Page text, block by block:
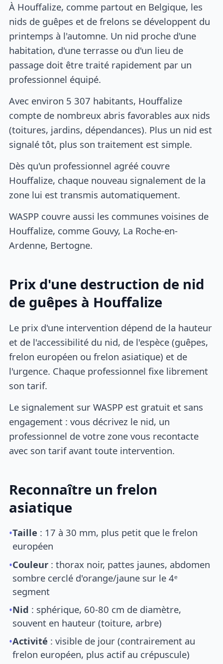
À Houffalize, comme partout en Belgique, les
nids de guêpes et de frelons se développent du
printemps à l'automne. Un nid proche d'une
habitation, d'une terrasse ou d'un lieu de
passage doit être traité rapidement par un
professionnel équipé.
Avec environ 5 307 habitants, Houffalize
compte de nombreux abris favorables aux nids
(toitures, jardins, dépendances). Plus un nid est
signalé tôt, plus son traitement est simple.
Dès qu'un professionnel agréé couvre
Houffalize, chaque nouveau signalement de la
zone lui est transmis automatiquement.
WASPP couvre aussi les communes voisines de
Houffalize, comme Gouvy, La Roche-en-
Ardenne, Bertogne.
Prix d'une destruction de nid
de guêpes à Houffalize
Le prix d'une intervention dépend de la hauteur
et de l'accessibilité du nid, de l'espèce (guêpes,
frelon européen ou frelon asiatique) et de
l'urgence. Chaque professionnel fixe librement
son tarif.
Le signalement sur WASPP est gratuit et sans
engagement : vous décrivez le nid, un
professionnel de votre zone vous recontacte
avec son tarif avant toute intervention.
Reconnaître un frelon
asiatique
•Taille : 17 à 30 mm, plus petit que le frelon
européen
•Couleur : thorax noir, pattes jaunes, abdomen
sombre cerclé d'orange/jaune sur le 4ᵉ
segment
•Nid : sphérique, 60-80 cm de diamètre,
souvent en hauteur (toiture, arbre)
•Activité : visible de jour (contrairement au
frelon européen, plus actif au crépuscule)